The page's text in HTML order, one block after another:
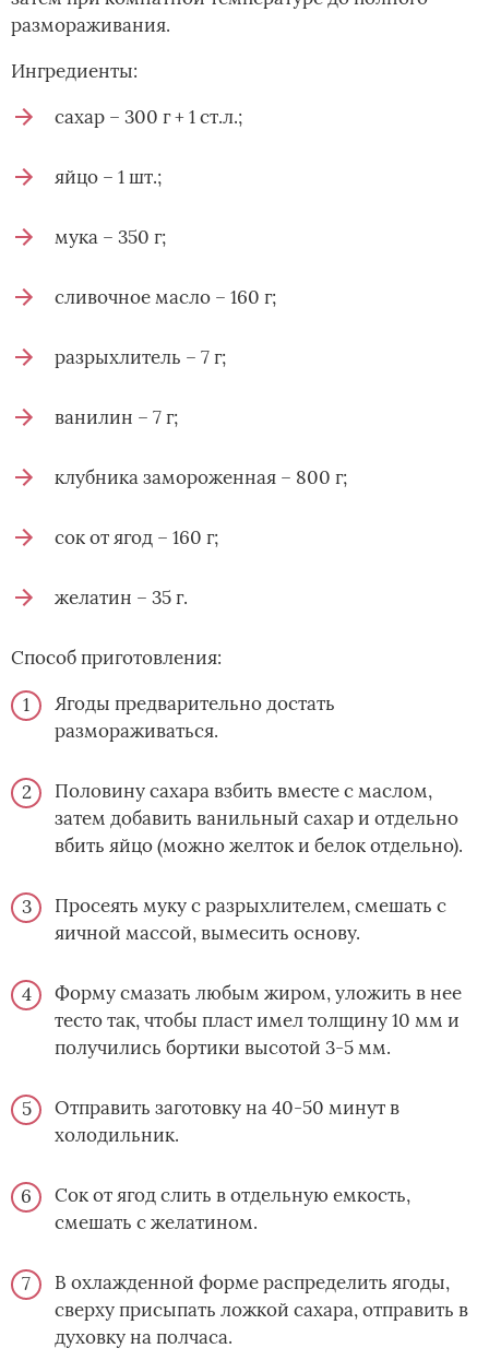
размораживания.
Ингредиенты:
сахар – 300 г + 1 ст.л.;
яйцо – 1 шт.;
мука – 350 г;
сливочное масло – 160 г;
разрыхлитель – 7 г;
ванилин – 7 г;
клубника замороженная – 800 г;
сок от ягод – 160 г;
желатин – 35 г.
Способ приготовления:
Ягоды предварительно достать
размораживаться.
Половину сахара взбить вместе с маслом,
затем добавить ванильный сахар и отдельно
вбить яйцо (можно желток и белок отдельно).
Просеять муку с разрыхлителем, смешать с
яичной массой, вымесить основу.
Форму смазать любым жиром, уложить в нее
тесто так, чтобы пласт имел толщину 10 мм и
получились бортики высотой 3-5 мм.
Отправить заготовку на 40-50 минут в
холодильник.
Сок от ягод слить в отдельную емкость,
смешать с желатином.
В охлажденной форме распределить ягоды,
сверху присыпать ложкой сахара, отправить в
духовку на полчаса.